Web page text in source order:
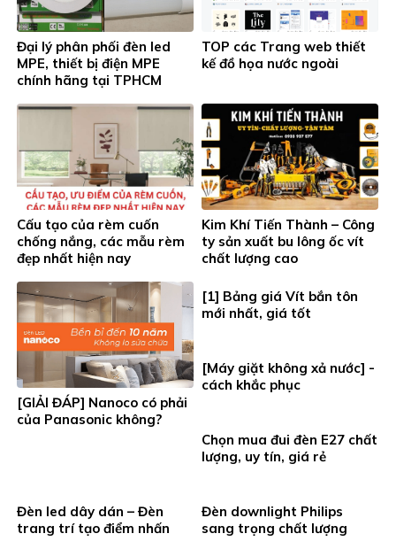
Đại lý phân phối đèn led
MPE, thiết bị điện MPE
chính hãng tại TPHCM
TOP các Trang web thiết
kế đồ họa nước ngoài
Cấu tạo của rèm cuốn
chống nắng, các mẫu rèm
đẹp nhất hiện nay
Kim Khí Tiến Thành – Công
ty sản xuất bu lông ốc vít
chất lượng cao
[GIẢI ĐÁP] Nanoco có phải
của Panasonic không?
[1] Bảng giá Vít bắn tôn
mới nhất, giá tốt
[Máy giặt không xả nước] -
cách khắc phục
Chọn mua đui đèn E27 chất
lượng, uy tín, giá rẻ
Đèn led dây dán – Đèn
trang trí tạo điểm nhấn
Đèn downlight Philips
sang trọng chất lượng